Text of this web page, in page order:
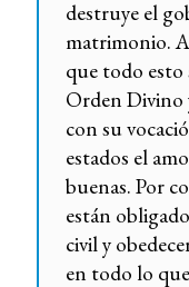
destruye el
matrimonio.
que todo esto
Orden Divino
con su
estados el
buenas. Por
están
civil y
en todo lo